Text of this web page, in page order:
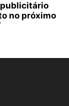
no próximo